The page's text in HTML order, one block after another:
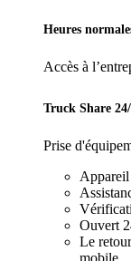
Heures
Accès à
Truck Share
Prise
Ouvert
Le
mobile.